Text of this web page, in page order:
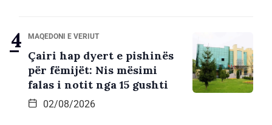
MAQEDONI E VERIUT
Çairi hap dyert e pishinës
për fëmijët: Nis mësimi
falas i notit nga 15 gushti
02/08/2026